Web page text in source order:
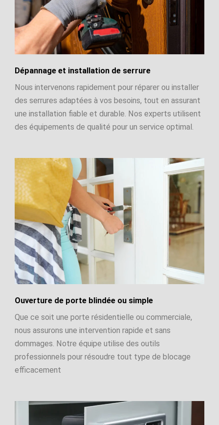
Dépannage et installation de serrure
Nous intervenons rapidement pour réparer ou installer
des serrures adaptées à vos besoins, tout en assurant
une installation fiable et durable. Nos experts utilisent
des équipements de qualité pour un service optimal.
Ouverture de porte blindée ou simple
Que ce soit une porte résidentielle ou commerciale,
nous assurons une intervention rapide et sans
dommages. Notre équipe utilise des outils
professionnels pour résoudre tout type de blocage
efficacement